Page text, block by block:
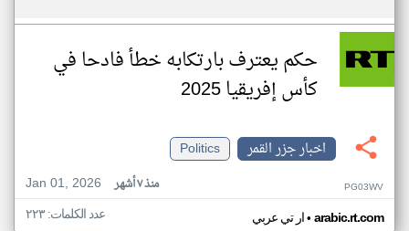
حكم يعترف بارتكابه خطأ فادحا في
كأس إفريقيا 2025
اخبار جزر القمر
Politics
Jan 01, 2026
منذ ٧ أشهر PG03WV
ار تي عربي• arabic.rt.com عدد الكلمات: ٢٢٣